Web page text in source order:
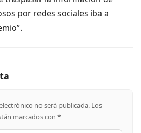
por redes sociales iba a
no será publicada. Los
marcados con *